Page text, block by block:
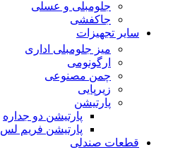
جلومبلی و عسلی
جاکفشی
سایر تجهیزات
میز جلومبلی اداری
ارگونومی
چمن مصنوعی
زیرپایی
پارتیشن
پارتیشن دو جداره
پارتیشن فریم لس
قطعات صندلی